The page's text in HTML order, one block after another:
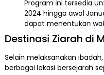
Program ini tersedia
2024 hingga awal
dapat menentukan
Destinasi Ziarah di
Selain melaksanakan
berbagai lokasi bersejarah